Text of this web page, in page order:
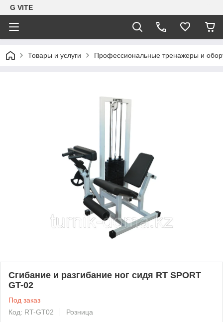
G VITE
Товары и услуги Профессиональные тренажеры и
Сгибание и разгибание ног сидя RT SPORT
GT-02
Под заказ
Код: RT-GT02
Розница